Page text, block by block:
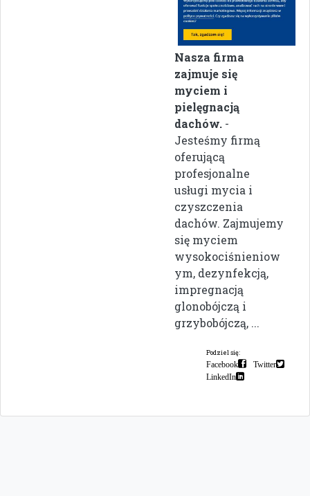
Nasza firma
zajmuje się
myciem i
pielęgnacją
dachów. -
Jesteśmy firmą
oferującą
profesjonalne
usługi mycia i
czyszczenia
dachów. Zajmujemy
się myciem
wysokociśnieniow
ym, dezynfekcją,
impregnacją
glonobójczą i
grzybobójczą, ...
Podziel się:
Facebook
Twitter
LinkedIn